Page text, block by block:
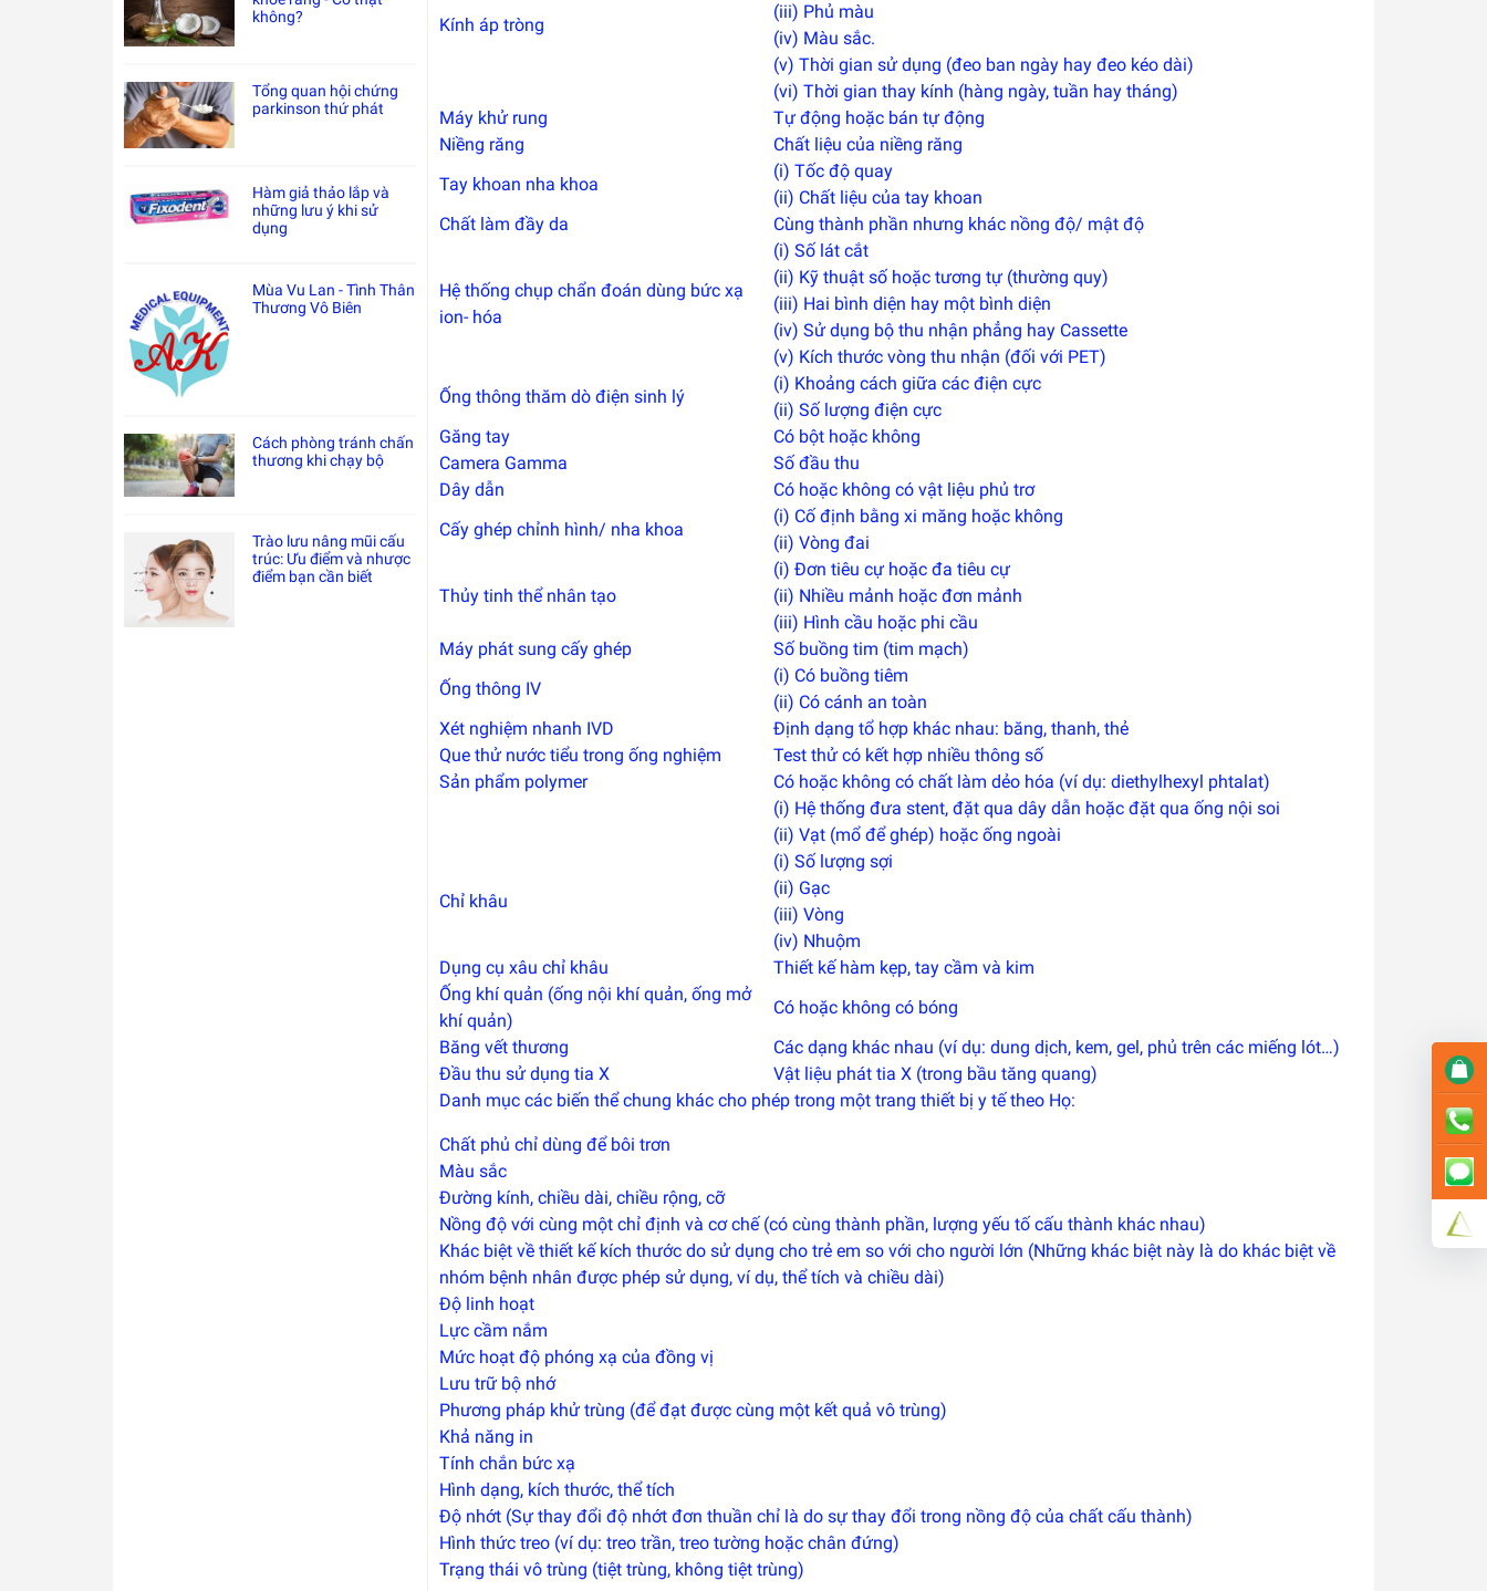
không?
Tổng quan hội chứng
parkinson thứ phát
Hàm giả thảo lắp và
những lưu ý khi sử
dụng
Mùa Vu Lan - Tình Thân
Thương Vô Biên
Cách phòng tránh chấn
thương khi chạy bộ
Trào lưu nâng mũi cấu
trúc: Ưu điểm và nhược
điểm bạn cần biết
Kính áp tròng
(iii) Phủ màu
(iv) Màu sắc.
(v) Thời gian sử dụng (đeo ban ngày hay đeo kéo dài)
(vi) Thời gian thay kính (hàng ngày, tuần hay tháng)
Máy khử rung
Tự động hoặc bán tự động
Niềng răng
Chất liệu của niềng răng
Tay khoan nha khoa
(i) Tốc độ quay
(ii) Chất liệu của tay khoan
Chất làm đầy da
Cùng thành phần nhưng khác nồng độ/ mật độ
Hệ thống chụp chẩn đoán dùng bức xạ
ion- hóa
(i) Số lát cắt
(ii) Kỹ thuật số hoặc tương tự (thường quy)
(iii) Hai bình diện hay một bình diện
(iv) Sử dụng bộ thu nhận phẳng hay Cassette
(v) Kích thước vòng thu nhận (đối với PET)
Ống thông thăm dò điện sinh lý
(i) Khoảng cách giữa các điện cực
(ii) Số lượng điện cực
Găng tay
Có bột hoặc không
Camera Gamma
Số đầu thu
Dây dẫn
Có hoặc không có vật liệu phủ trơ
Cấy ghép chỉnh hình/ nha khoa
(i) Cố định bằng xi măng hoặc không
(ii) Vòng đai
Thủy tinh thể nhân tạo
(i) Đơn tiêu cự hoặc đa tiêu cự
(ii) Nhiều mảnh hoặc đơn mảnh
(iii) Hình cầu hoặc phi cầu
Máy phát sung cấy ghép
Số buồng tim (tim mạch)
Ống thông IV
(i) Có buồng tiêm
(ii) Có cánh an toàn
Xét nghiệm nhanh IVD
Định dạng tổ hợp khác nhau: băng, thanh, thẻ
Que thử nước tiểu trong ống nghiệm
Test thử có kết hợp nhiều thông số
Sản phẩm polymer
Có hoặc không có chất làm dẻo hóa (ví dụ: diethylhexyl phtalat)
(i) Hệ thống đưa stent, đặt qua dây dẫn hoặc đặt qua ống nội soi
(ii) Vạt (mổ để ghép) hoặc ống ngoài
Chỉ khâu
(i) Số lượng sợi
(ii) Gạc
(iii) Vòng
(iv) Nhuộm
Dụng cụ xâu chỉ khâu
Thiết kế hàm kẹp, tay cầm và kim
Ống khí quản (ống nội khí quản, ống mở
khí quản)
Có hoặc không có bóng
Băng vết thương
Các dạng khác nhau (ví dụ: dung dịch, kem, gel, phủ trên các miếng lót…)
Đầu thu sử dụng tia X
Vật liệu phát tia X (trong bầu tăng quang)
Danh mục các biến thể chung khác cho phép trong một trang thiết bị y tế theo Họ:
Chất phủ chỉ dùng để bôi trơn
Màu sắc
Đường kính, chiều dài, chiều rộng, cỡ
Nồng độ với cùng một chỉ định và cơ chế (có cùng thành phần, lượng yếu tố cấu thành khác nhau)
Khác biệt về thiết kế kích thước do sử dụng cho trẻ em so với cho người lớn (Những khác biệt này là do khác biệt về
nhóm bệnh nhân được phép sử dụng, ví dụ, thể tích và chiều dài)
Độ linh hoạt
Lực cầm nắm
Mức hoạt độ phóng xạ của đồng vị
Lưu trữ bộ nhớ
Phương pháp khử trùng (để đạt được cùng một kết quả vô trùng)
Khả năng in
Tính chắn bức xạ
Hình dạng, kích thước, thể tích
Độ nhớt (Sự thay đổi độ nhớt đơn thuần chỉ là do sự thay đổi trong nồng độ của chất cấu thành)
Hình thức treo (ví dụ: treo trần, treo tường hoặc chân đứng)
Trạng thái vô trùng (tiệt trùng, không tiệt trùng)